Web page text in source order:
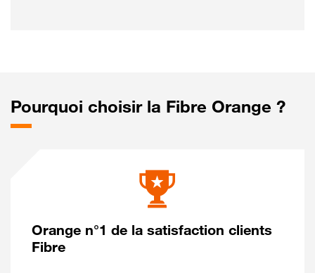
Pourquoi choisir la Fibre Orange ?
Orange n°1 de la satisfaction clients
Fibre